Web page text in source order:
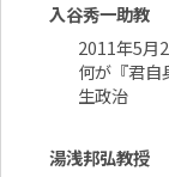
入谷秀一助教
2011年5月
何が『君自
生政治
湯浅邦弘教授